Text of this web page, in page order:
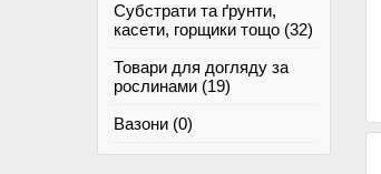
Субстрати та ґрунти,
касети, горщики тощо (32)
Товари для догляду за
рослинами (19)
Вазони (0)